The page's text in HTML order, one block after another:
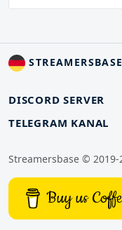
DISCORD SERVER
TELEGRAM KANAL
Streamersbase © 2019-
Buy us